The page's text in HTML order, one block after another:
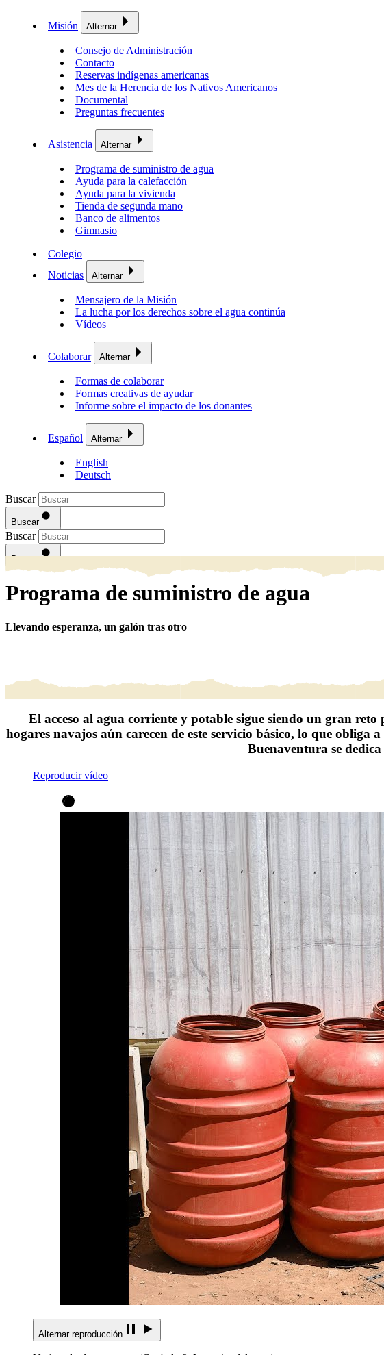
Misión Alternar
Consejo de Administración
Contacto
Reservas indígenas americanas
Mes de la Herencia de los Nativos Americanos
Documental
Preguntas frecuentes
Asistencia Alternar
Programa de suministro de agua
Ayuda para la calefacción
Ayuda para la vivienda
Tienda de segunda mano
Banco de alimentos
Gimnasio
Colegio
Noticias
Alternar
Mensajero de la Misión
La lucha por los derechos sobre el agua continúa
Vídeos
Colaborar Alternar
Formas de colaborar
Formas creativas de ayudar
Informe sobre el impacto de los donantes
Español Alternar
English
Deutsch
Buscar
Buscar
Buscar
Buscar
Programa de suministro de agua
Llevando esperanza, un galón tras otro
El acceso al agua corriente y potable sigue siendo un gran
hogares navajos aún carecen de este servicio básico, lo que obliga
Buenaventura se
Reproducir vídeo
Alternar reproducción